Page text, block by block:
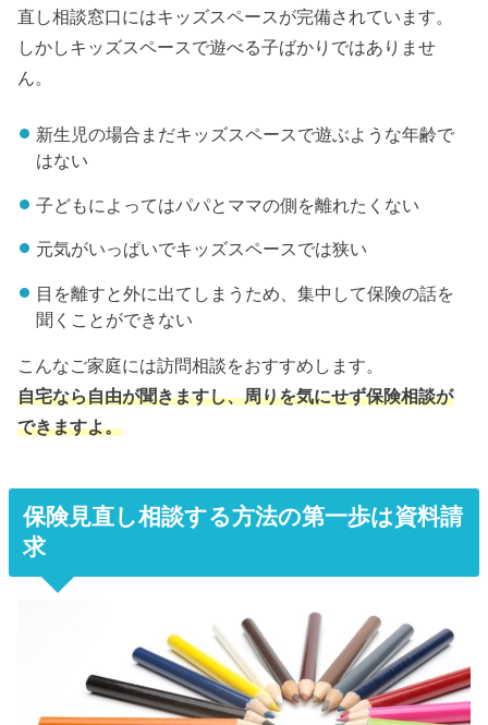
直し相談窓口にはキッズスペースが完備されています。
しかしキッズスペースで遊べる子ばかりではありませ
ん。
新生児の場合まだキッズスペースで遊ぶような年齢で
はない
子どもによってはパパとママの側を離れたくない
元気がいっぱいでキッズスペースでは狭い
目を離すと外に出てしまうため、集中して保険の話を
聞くことができない
こんなご家庭には訪問相談をおすすめします。
自宅なら自由が聞きますし、周りを気にせず保険相談が
できますよ。
保険見直し相談する方法の第一歩は資料請
求